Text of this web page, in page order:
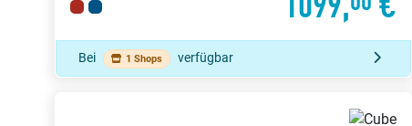
Bei 1 Shops verfügbar